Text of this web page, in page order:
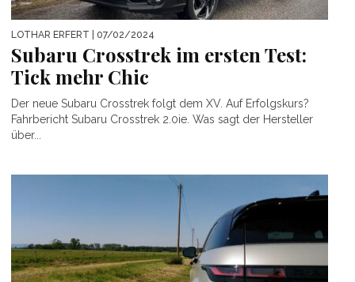
LOTHAR ERFERT | 07/02/2024
Subaru Crosstrek im ersten Test:
Tick mehr Chic
Der neue Subaru Crosstrek folgt dem XV. Auf Erfolgskurs?
Fahrbericht Subaru Crosstrek 2.0ie. Was sagt der Hersteller
über...